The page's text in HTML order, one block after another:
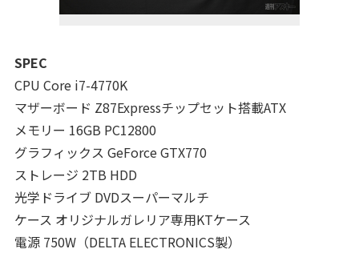
SPEC
CPU Core i7-4770K
マザーボード Z87Expressチップセット搭載ATX
メモリー 16GB PC12800
グラフィックス GeForce GTX770
ストレージ 2TB HDD
光学ドライブ DVDスーパーマルチ
ケース オリジナルガレリア専用KTケース
電源 750W（DELTA ELECTRONICS製）